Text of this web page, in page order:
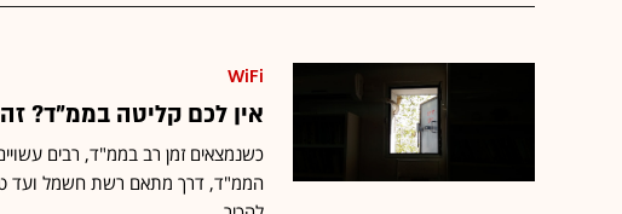
WiFi
אין לכם קליטה בממ"ד?
כשנמצאים זמן רב בממ"ד, רבים